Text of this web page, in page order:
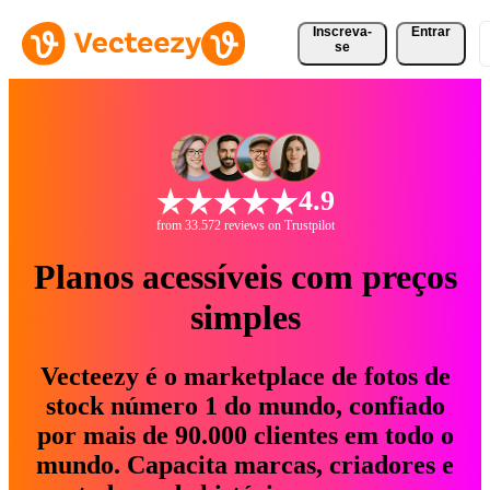
Inscreva-
se
Entrar
4.9
from 33.572 reviews on Trustpilot
Planos acessíveis com preços
simples
Vecteezy é o marketplace de fotos de
stock número 1 do mundo, confiado
por mais de 90.000 clientes em todo o
mundo. Capacita marcas, criadores e